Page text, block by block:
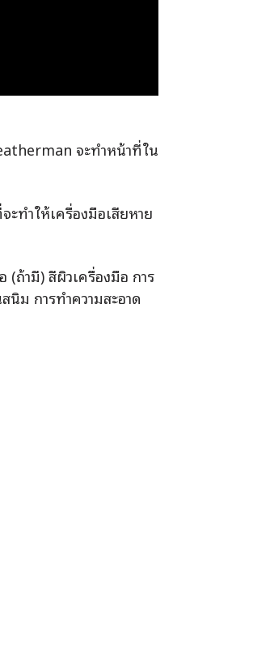
จะทำหน้าที่ใน
ทำให้เครื่องมือเสียหาย
ถ้ามี) สีผิวเครื่องมือ การ
ม การทำความสะอาด